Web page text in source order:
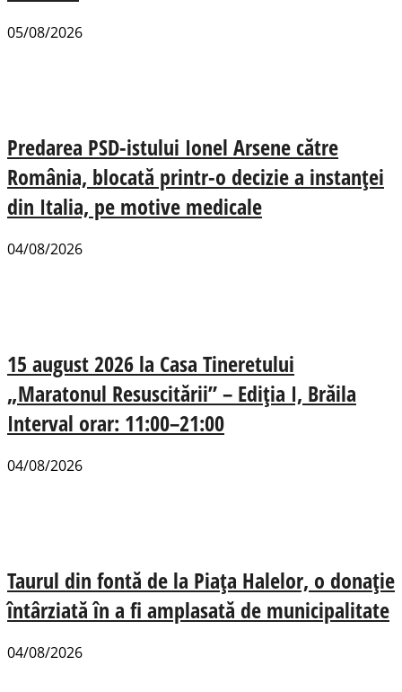
05/08/2026
Predarea PSD-istului Ionel Arsene către
România, blocată printr-o decizie a instanței
din Italia, pe motive medicale
04/08/2026
15 august 2026 la Casa Tineretului
„Maratonul Resuscitării” – Ediția I, Brăila
Interval orar: 11:00–21:00
04/08/2026
Taurul din fontă de la Piața Halelor, o donație
întârziată în a fi amplasată de municipalitate
04/08/2026